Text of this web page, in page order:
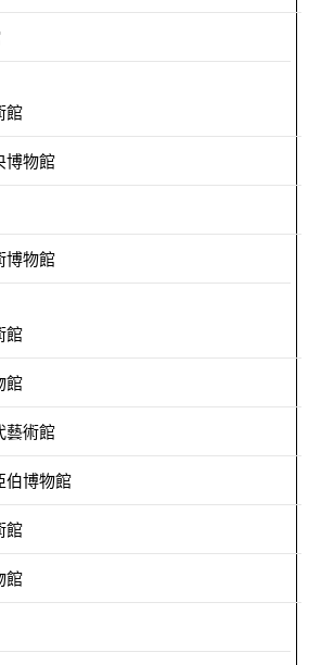
館
博物館
博物館
館
館
藝術館
伯博物館
館
館